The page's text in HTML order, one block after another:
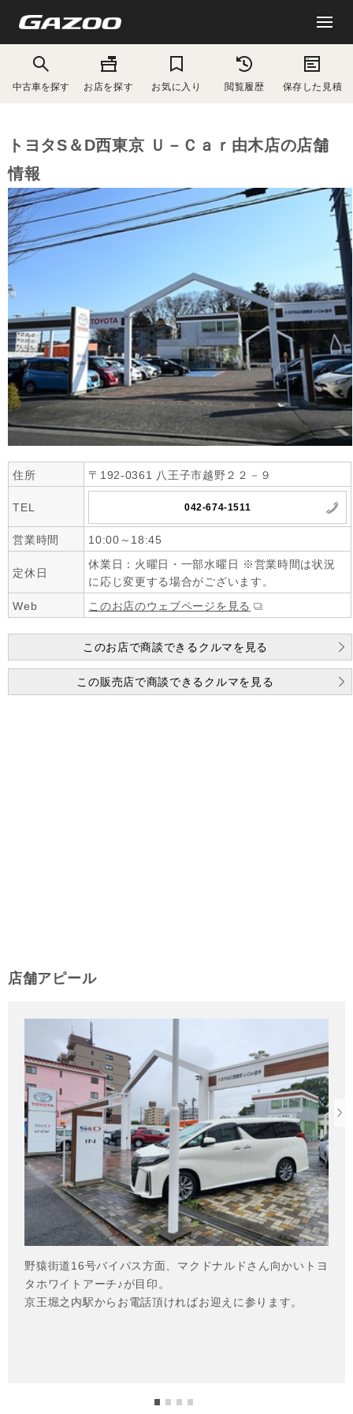
中古車を探す お店を探す お気に入り 閲覧履歴 保存した見積
トヨタS＆D西東京 Ｕ－Ｃａｒ由木店の店舗
情報
住所 〒192-0361 八王子市越野２２－９
TEL 042-674-1511
営業時間 10:00～18:45
定休日
休業日：火曜日・一部水曜日 ※営業時間は状況
に応じ変更する場合がございます。
Web
このお店のウェブページを見る
このお店で商談できるクルマを見る
この販売店で商談できるクルマを見る
店舗アピール